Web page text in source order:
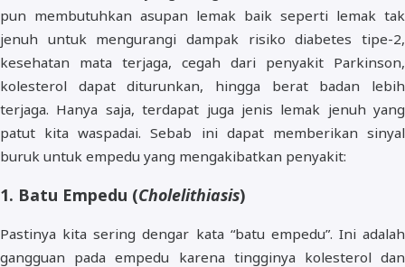
pun membutuhkan asupan lemak baik seperti lemak tak
jenuh untuk mengurangi dampak risiko diabetes tipe-2,
kesehatan mata terjaga, cegah dari penyakit Parkinson,
kolesterol dapat diturunkan, hingga berat badan lebih
terjaga. Hanya saja, terdapat juga jenis lemak jenuh yang
patut kita waspadai. Sebab ini dapat memberikan sinyal
buruk untuk empedu yang mengakibatkan penyakit:
1. Batu Empedu (Cholelithiasis)
Pastinya kita sering dengar kata “batu empedu”. Ini adalah
gangguan pada empedu karena tingginya kolesterol dan